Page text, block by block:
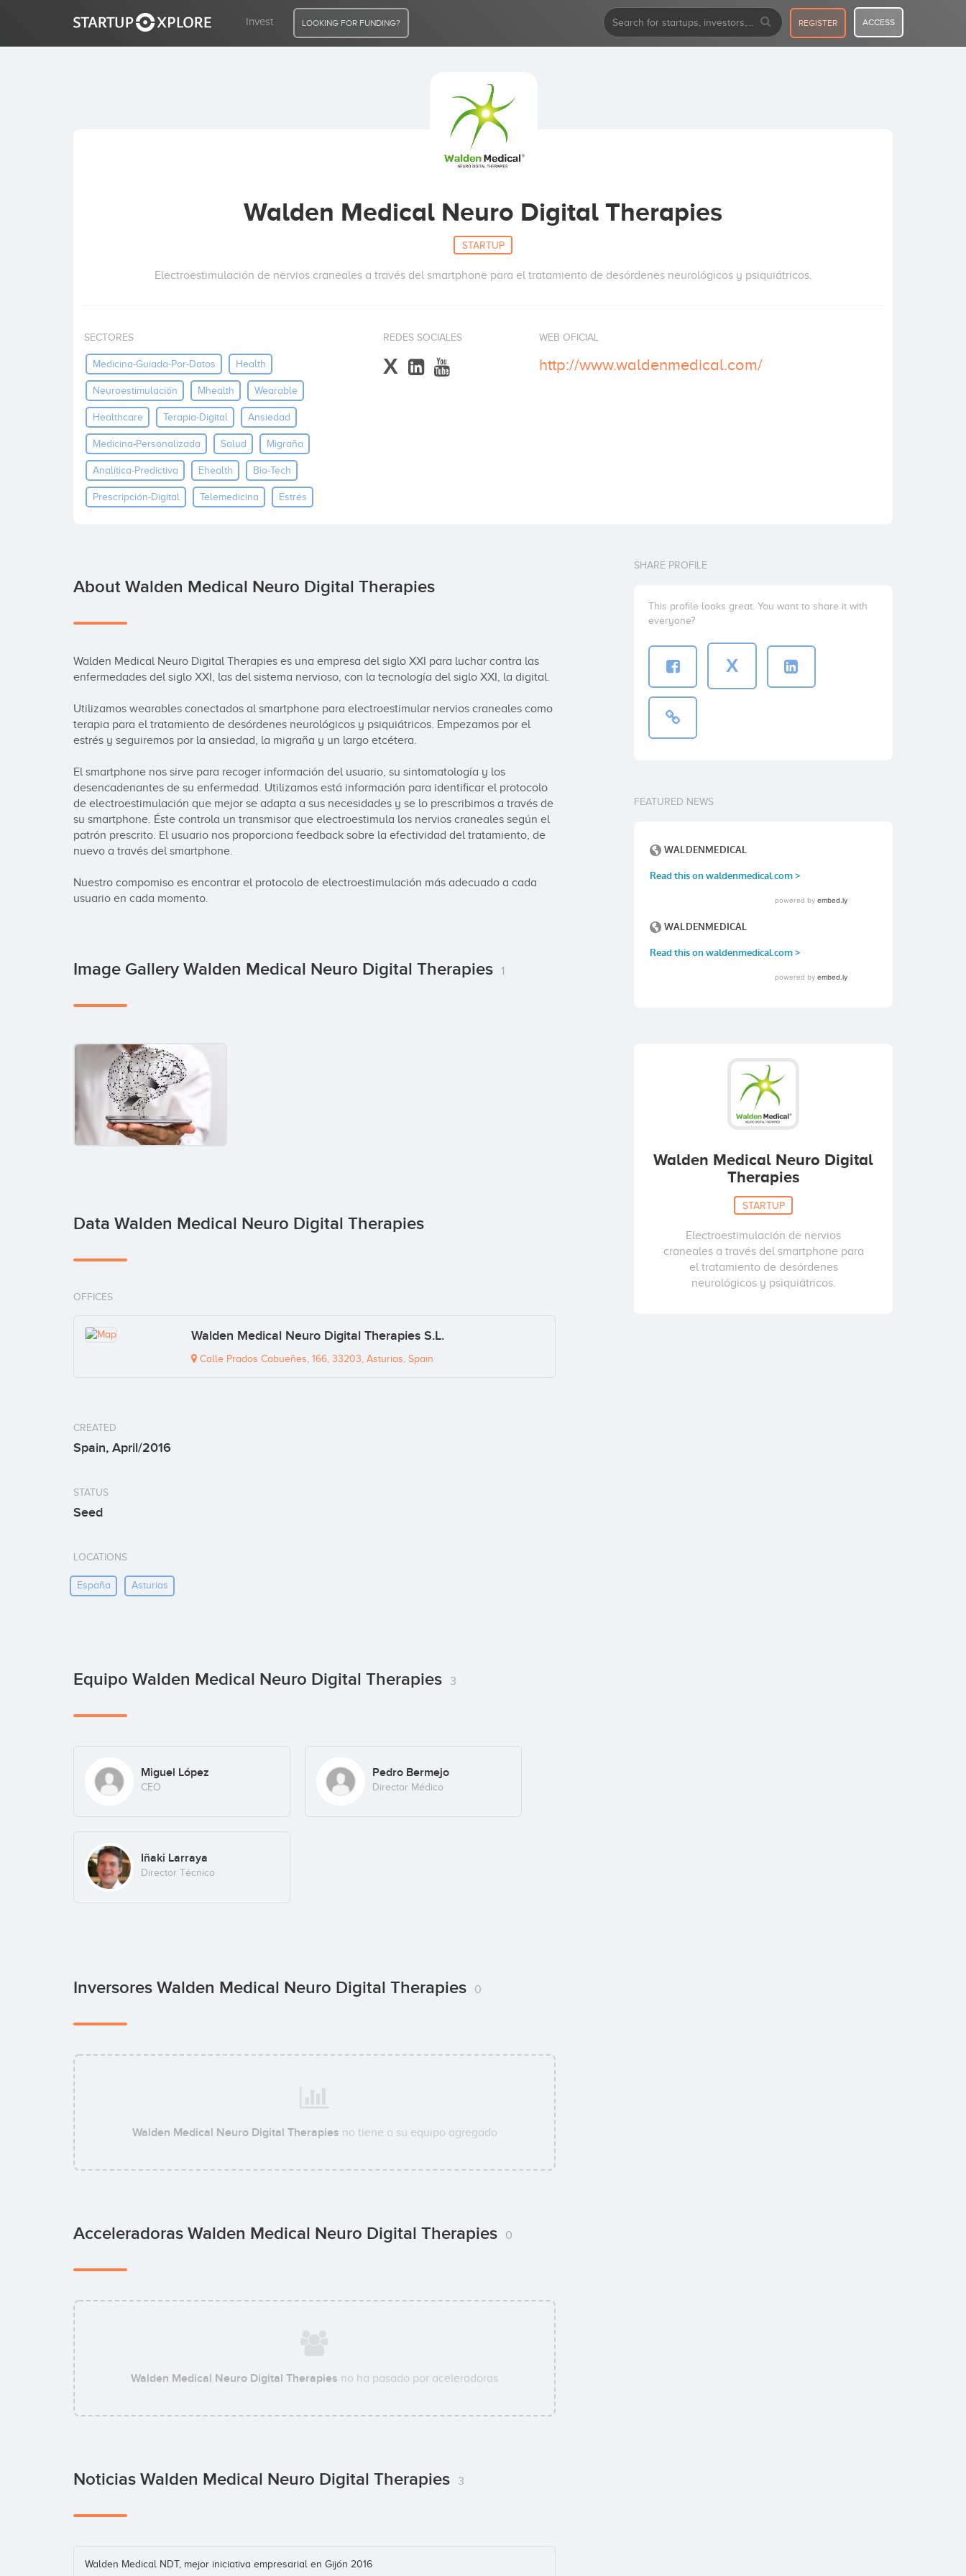
Invest LOOKING FOR FUNDING? REGISTER ACCESS
Walden Medical Neuro Digital Therapies
STARTUP
Electroestimulación de nervios craneales a través del smartphone para el tratamiento de desórdenes neurológicos y psiquiátricos.
SECTORES
Medicina-Guiada-Por-Datos Health
Neuroestimulación Mhealth Wearable
Healthcare Terapia-Digital Ansiedad
Medicina-Personalizada Salud Migraña
Analítica-Predictiva Ehealth Bio-Tech
Prescripción-Digital Telemedicina Estrés
REDES SOCIALES
X
WEB OFICIAL
http://www.waldenmedical.com/
About Walden Medical Neuro Digital Therapies
Walden Medical Neuro Digital Therapies es una empresa del siglo XXI para luchar contra las
enfermedades del siglo XXI, las del sistema nervioso, con la tecnología del siglo XXI, la digital.
Utilizamos wearables conectados al smartphone para electroestimular nervios craneales como
terapia para el tratamiento de desórdenes neurológicos y psiquiátricos. Empezamos por el
estrés y seguiremos por la ansiedad, la migraña y un largo etcétera.
El smartphone nos sirve para recoger información del usuario, su sintomatología y los
desencadenantes de su enfermedad. Utilizamos está información para identificar el protocolo
de electroestimulación que mejor se adapta a sus necesidades y se lo prescribimos a través de
su smartphone. Éste controla un transmisor que electroestimula los nervios craneales según el
patrón prescrito. El usuario nos proporciona feedback sobre la efectividad del tratamiento, de
nuevo a través del smartphone.
Nuestro compomiso es encontrar el protocolo de electroestimulación más adecuado a cada
usuario en cada momento.
Image Gallery Walden Medical Neuro Digital Therapies 1
Data Walden Medical Neuro Digital Therapies
OFFICES
Walden Medical Neuro Digital Therapies S.L.
Calle Prados Cabueñes, 166, 33203, Asturias, Spain
CREATED
Spain, April/2016
STATUS
Seed
LOCATIONS
España Asturias
Equipo Walden Medical Neuro Digital Therapies 3
Miguel López
CEO
Pedro Bermejo
Director Médico
Iñaki Larraya
Director Técnico
Inversores Walden Medical Neuro Digital Therapies 0
Walden Medical Neuro Digital Therapies no tiene a su equipo agregado
Acceleradoras Walden Medical Neuro Digital Therapies 0
Walden Medical Neuro Digital Therapies no ha pasado por aceleradoras
Noticias Walden Medical Neuro Digital Therapies 3
Walden Medical NDT, mejor iniciativa empresarial en Gijón 2016
SHARE PROFILE
This profile looks great. You want to share it with
everyone?
X
FEATURED NEWS
Walden Medical Neuro Digital
Therapies
STARTUP
Electroestimulación de nervios
craneales a través del smartphone para
el tratamiento de desórdenes
neurológicos y psiquiátricos.